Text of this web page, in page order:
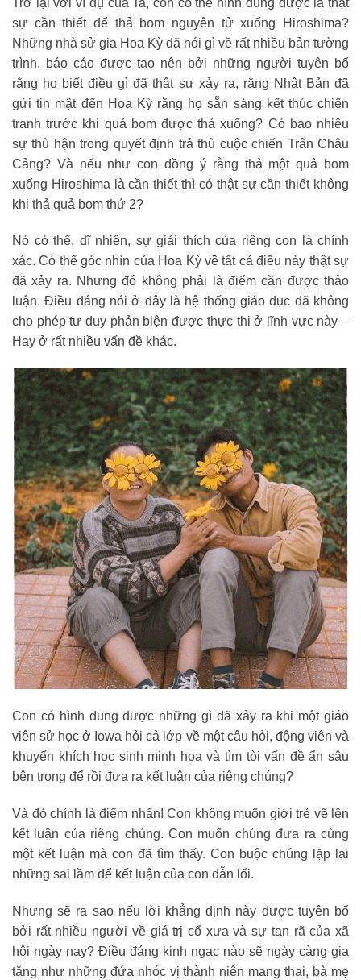
sự cần thiết để thả bom nguyên tử xuống Hiroshima?
Những nhà sử gia Hoa Kỳ đã nói gì về rất nhiều bản tường
trình, báo cáo được tạo nên bởi những người tuyên bố
rằng họ biết điều gì đã thật sự xảy ra, rằng Nhật Bản đã
gửi tin mật đến Hoa Kỳ rằng họ sẵn sàng kết thúc chiến
tranh trước khi quả bom được thả xuống? Có bao nhiêu
sự thù hận trong quyết định trả thù cuộc chiến Trân Châu
Cảng? Và nếu như con đồng ý rằng thả một quả bom
xuống Hiroshima là cần thiết thì có thật sự cần thiết không
khi thả quả bom thứ 2?
Nó có thể, dĩ nhiên, sự giải thích của riêng con là chính
xác. Có thể góc nhìn của Hoa Kỳ về tất cả điều này thật sự
đã xảy ra. Nhưng đó không phải là điểm cần được thảo
luận. Điều đáng nói ở đây là hệ thống giáo dục đã không
cho phép tư duy phản biện được thực thi ở lĩnh vực này –
Hay ở rất nhiều vấn đề khác.
Con có hình dung được những gì đã xảy ra khi một giáo
viên sử học ở Iowa hỏi cả lớp về một câu hỏi, động viên và
khuyến khích học sinh minh họa và tìm tòi vấn đề ẩn sâu
bên trong để rồi đưa ra kết luận của riêng chúng?
Và đó chính là điểm nhấn! Con không muốn giới trẻ vẽ lên
kết luận của riêng chúng. Con muốn chúng đưa ra cùng
một kết luận mà con đã tìm thấy. Con buộc chúng lặp lại
những sai lầm để kết luận của con dẫn lối.
Nhưng sẽ ra sao nếu lời khẳng định này được tuyên bố
bởi rất nhiều người về giá trị cổ xưa và sự tan rã của xã
hội ngày nay? Điều đáng kinh ngạc nào sẽ ngày càng gia
tăng như những đứa nhóc vị thành niên mang thai, bà mẹ